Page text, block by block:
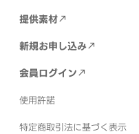
提供素材
新規お申し込み
会員ログイン
使用許諾
特定商取引法に基づく表示